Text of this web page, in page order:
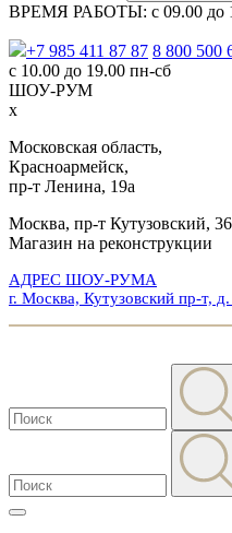
ВРЕМЯ РАБОТЫ: с 09.00 до
+7 985 411 87 87 8 800 500
с 10.00 до 19.00 пн-сб
ШОУ-РУМ
x
Московская область,
Красноармейск,
пр-т Ленина, 19а
Москва, пр-т Кутузовский, 36
Магазин на реконструкции
АДРЕС ШОУ-РУМА
г. Москва, Кутузовский пр-т, д.